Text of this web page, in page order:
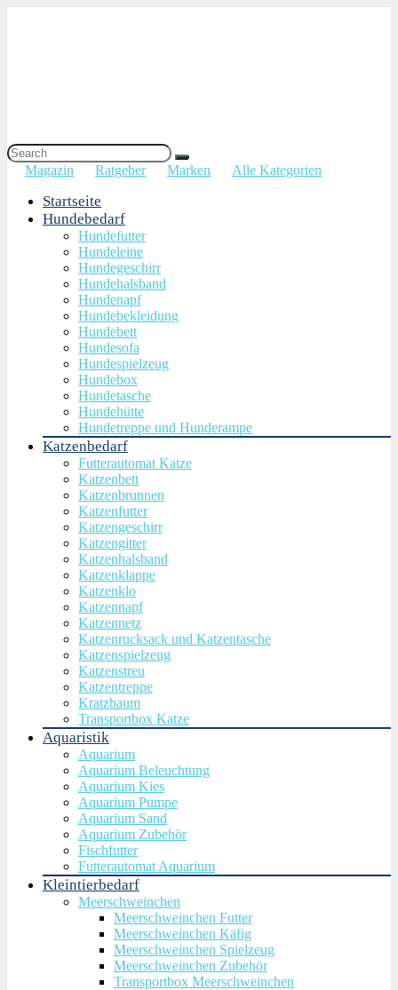
Magazin Ratgeber Marken Alle Kategorien
Startseite
Hundebedarf
Hundefutter
Hundeleine
Hundegeschirr
Hundehalsband
Hundenapf
Hundebekleidung
Hundebett
Hundesofa
Hundespielzeug
Hundebox
Hundetasche
Hundehütte
Hundetreppe und Hunderampe
Katzenbedarf
Futterautomat Katze
Katzenbett
Katzenbrunnen
Katzenfutter
Katzengeschirr
Katzengitter
Katzenhalsband
Katzenklappe
Katzenklo
Katzennapf
Katzennetz
Katzenrucksack und Katzentasche
Katzenspielzeug
Katzenstreu
Katzentreppe
Kratzbaum
Transportbox Katze
Aquaristik
Aquarium
Aquarium Beleuchtung
Aquarium Kies
Aquarium Pumpe
Aquarium Sand
Aquarium Zubehör
Fischfutter
Futterautomat Aquarium
Kleintierbedarf
Meerschweinchen
Meerschweinchen Futter
Meerschweinchen Käfig
Meerschweinchen Spielzeug
Meerschweinchen Zubehör
Transportbox Meerschweinchen